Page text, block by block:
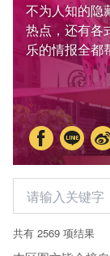
不为人知的隐
热点，还有各
乐的情报全都
共有 2569 项结果